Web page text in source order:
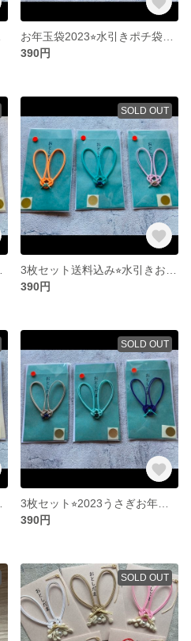
390円
SOLD OUT
390円
SOLD OUT
390円
SOLD OUT